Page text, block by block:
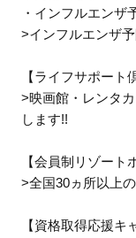
・インフルエンザ
>インフルエンザ
【ライフサポート
>映画館・レンタ
します!!
【会員制リゾート
>全国30ヵ所以上
【資格取得応援キ